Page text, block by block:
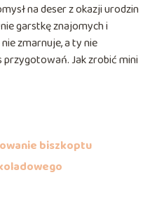
na deser z okazji urodzin
garstkę znajomych i
zmarnuje, a ty nie
Jak zrobić mini
biszkoptu